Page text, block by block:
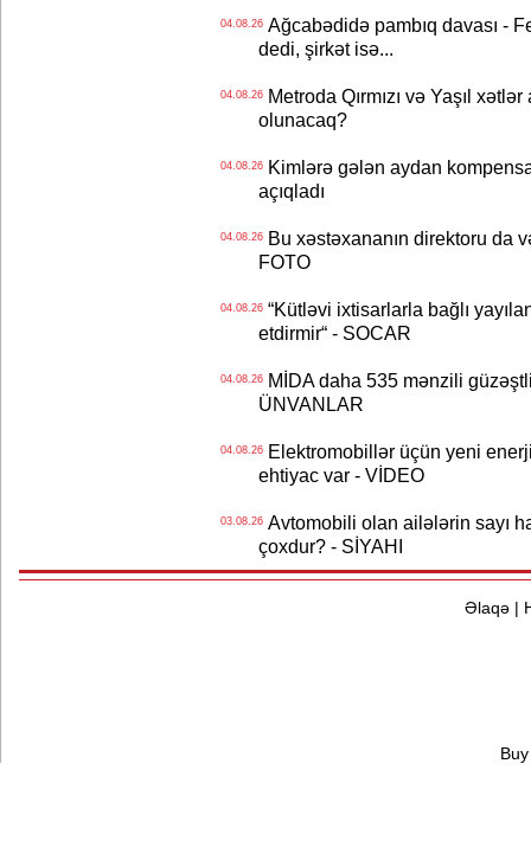
04.08.26Ağcabədidə pambıq davası -
dedi, şirkət isə...
04.08.26Metroda Qırmızı və Yaşıl
olunacaq?
04.08.26Kimlərə gələn aydan
açıqladı
04.08.26Bu xəstəxananın direktoru da
FOTO
04.08.26“Kütləvi ixtisarlarla bağlı
etdirmir“ - SOCAR
04.08.26MİDA daha 535 mənzili güzəştli
ÜNVANLAR
04.08.26Elektromobillər üçün yeni
ehtiyac var - VİDEO
03.08.26Avtomobili olan ailələrin sayı
çoxdur? - SİYAHI
Əlaqə|